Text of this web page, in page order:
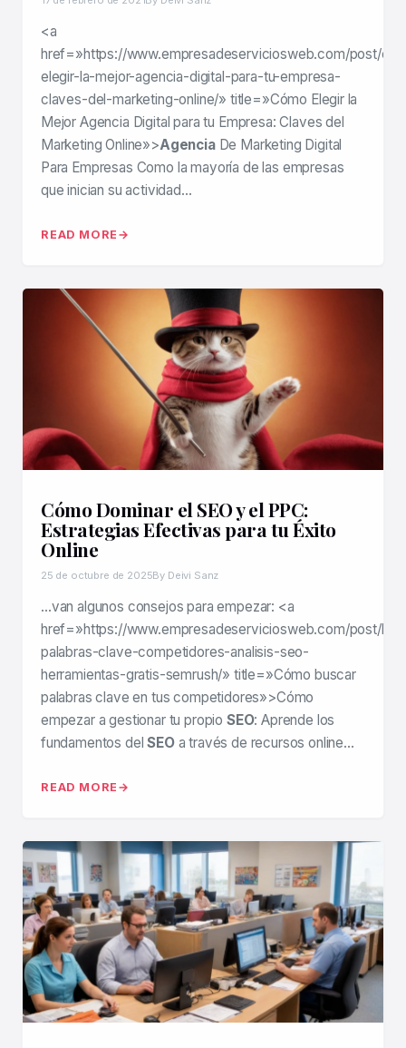
<a
href=»https://www.empresadeserviciosweb.com/post/
elegir-la-mejor-agencia-digital-para-tu-empresa-
claves-del-marketing-online/» title=»Cómo Elegir la
Mejor Agencia Digital para tu Empresa: Claves del
Marketing Online»>AgenciaDe Marketing Digital
Para Empresas Como la mayoría de las empresas
que inician su actividad…
READ MORE
Cómo Dominar el SEO y el PPC:
Estrategias Efectivas para tu Éxito
Online
25 de octubre de 2025By Deivi Sanz
…van algunos consejos para empezar: <a
href=»https://www.empresadeserviciosweb.com/post/
palabras-clave-competidores-analisis-seo-
herramientas-gratis-semrush/» title=»Cómo buscar
palabras clave en tus competidores»>Cómo
empezar a gestionar tu propio SEO: Aprende los
fundamentos delSEOa través de recursos online…
READ MORE